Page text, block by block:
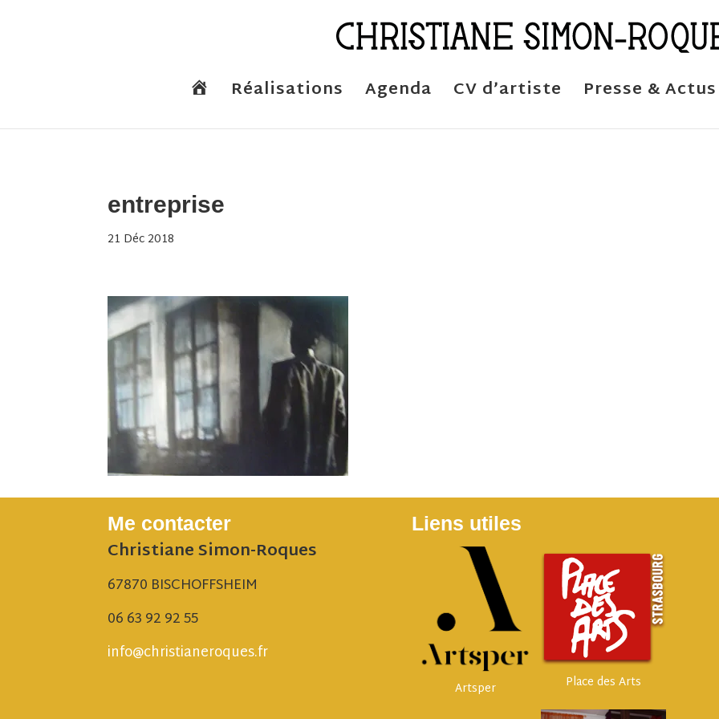
u
e
Réalisations Agenda CV d’artiste Presse & Actus
entreprise
21 Déc 2018
Me contacter
Christiane Simon-Roques
67870 BISCHOFFSHEIM
06 63 92 92 55
info@christianeroques.fr
Liens utiles
Artsper Place des Arts